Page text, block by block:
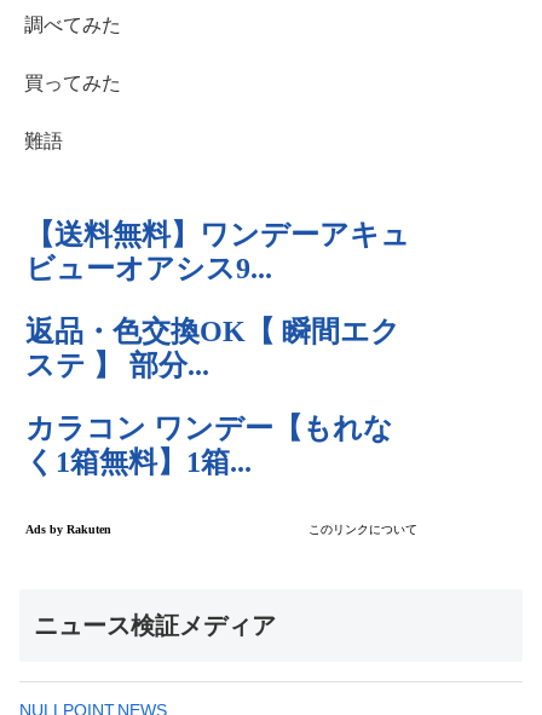
調べてみた
買ってみた
難語
ニュース検証メディア
NULLPOINT.NEWS